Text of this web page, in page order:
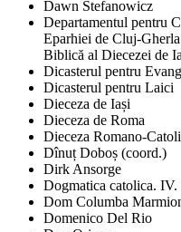
Dawn Stefanowicz
Departamentul pentru
Eparhiei de Cluj-
Biblică al Diecezei de
Dicasterul pentru
Dicasterul pentru Laici
Dieceza de Iași
Dieceza de Roma
Dieceza Romano-
Dînuț Doboș (coord.)
Dirk Ansorge
Dogmatica catolica. IV.
Dom Columba
Domenico Del Rio